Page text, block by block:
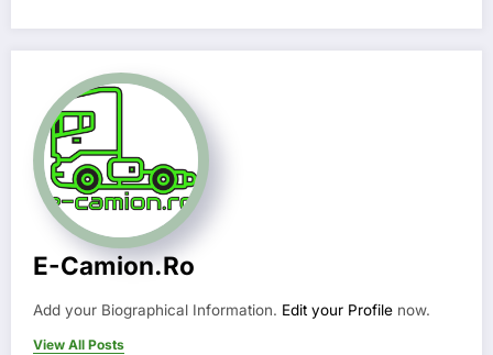
E-Camion.ro
Add your Biographical Information. Edit your Profile now.
View All Posts